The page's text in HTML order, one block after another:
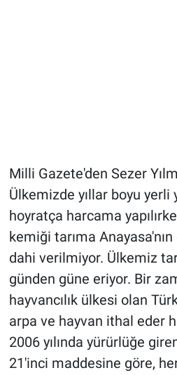
Milli Gazete'den Sezer
Ülkemizde yıllar boyu
hoyratça harcama
kemiği tarıma
dahi verilmiyor. Ülkemiz
günden güne eriyor. Bir
hayvancılık ülkesi olan
arpa ve hayvan ithal eder
2006 yılında yürürlüğe
21'inci maddesine göre,